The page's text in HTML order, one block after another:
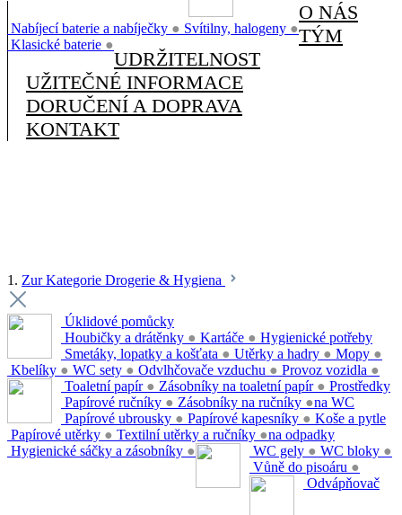
Nabíjecí baterie a nabíječky ● Svítilny, halogeny ●
Klasické baterie ●
O NÁS
TÝM
UDRŽITELNOST
UŽITEČNÉ INFORMACE
DORUČENÍ A DOPRAVA
KONTAKT
1. Zur Kategorie Drogerie & Hygiena
Úklidové pomůcky
Houbičky a drátěnky ● Kartáče ●
Smetáky, lopatky a košťata ● Utěrky a hadry ● Mopy ●
Kbelíky ● WC sety ● Odvlhčovače vzduchu ● Provoz vozidla ●
Hygienické potřeby
Toaletní papír ● Zásobníky na toaletní papír ●
Papírové ručníky ● Zásobníky na ručníky ●
Papírové ubrousky ● Papírové kapesníky ●
Papírové utěrky ● Textilní utěrky a ručníky ●
Hygienické sáčky a zásobníky ●
Prostředky
na WC
WC gely ● WC bloky ●
Vůně do pisoáru ●
Koše a pytle
na odpadky
Odvápňovač